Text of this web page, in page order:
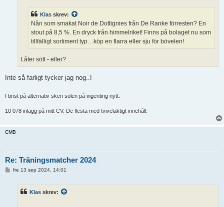
Klas skrev:
Nån som smakat Noir de Dottignies från De Ranke förresten? En
stout på 8,5 %. En dryck från himmelriket! Finns på bolaget nu som
tillfälligt sortiment typ…köp en flarra eller sju för bövelen!
Låter sött - eller?
Inte så farligt tycker jag nog..!
I brist på alternativ sken solen på ingenting nytt.
10 078 inlägg på mitt CV. De flesta med tvivelaktigt innehåll.
CMB
Re: Träningsmatcher 2024
fre 13 sep 2024, 14:01
Klas skrev: